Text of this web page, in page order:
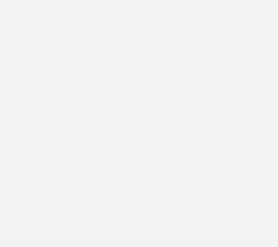
stärken
politische Hilfe gefährdet